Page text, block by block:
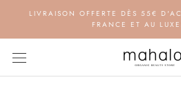
contenu
LIVRAISON OFFERTE DÈS 55€
FRANCE ET AU